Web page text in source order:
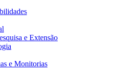
e Extensão
e Monitorias